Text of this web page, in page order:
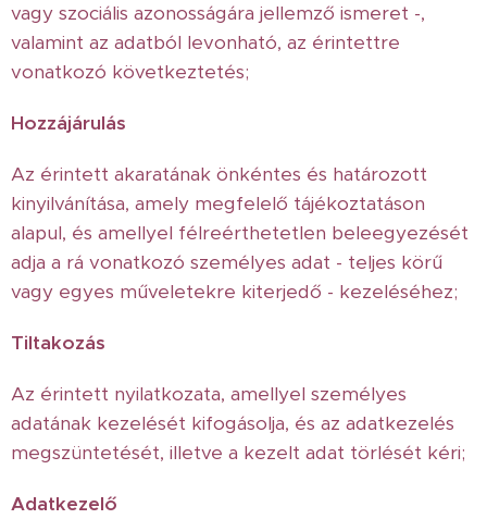
vagy szociális azonosságára jellemző ismeret -,
valamint az adatból levonható, az érintettre
vonatkozó következtetés;
Hozzájárulás
Az érintett akaratának önkéntes és határozott
kinyilvánítása, amely megfelelő tájékoztatáson
alapul, és amellyel félreérthetetlen beleegyezését
adja a rá vonatkozó személyes adat - teljes körű
vagy egyes műveletekre kiterjedő - kezeléséhez;
Tiltakozás
Az érintett nyilatkozata, amellyel személyes
adatának kezelését kifogásolja, és az adatkezelés
megszüntetését, illetve a kezelt adat törlését kéri;
Adatkezelő